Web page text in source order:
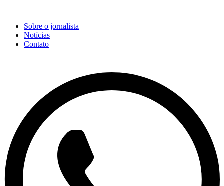
Sobre o jornalista
Notícias
Contato